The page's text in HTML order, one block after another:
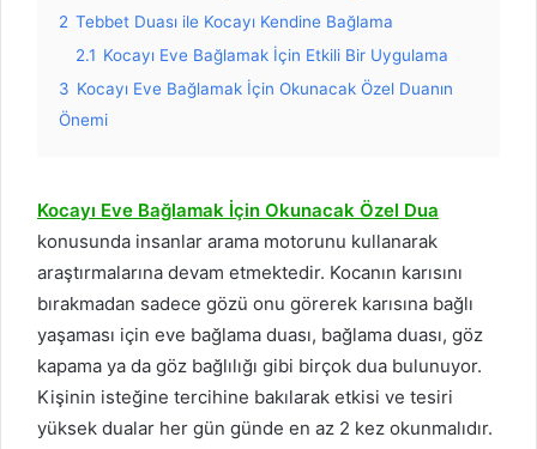
2 Tebbet Duası ile Kocayı Kendine Bağlama
2.1 Kocayı Eve Bağlamak İçin Etkili Bir Uygulama
3 Kocayı Eve Bağlamak İçin Okunacak Özel Duanın
Önemi
Kocayı Eve Bağlamak İçin Okunacak Özel Dua
konusunda insanlar arama motorunu kullanarak
araştırmalarına devam etmektedir. Kocanın karısını
bırakmadan sadece gözü onu görerek karısına bağlı
yaşaması için eve bağlama duası, bağlama duası, göz
kapama ya da göz bağlılığı gibi birçok dua bulunuyor.
Kişinin isteğine tercihine bakılarak etkisi ve tesiri
yüksek dualar her gün günde en az 2 kez okunmalıdır.